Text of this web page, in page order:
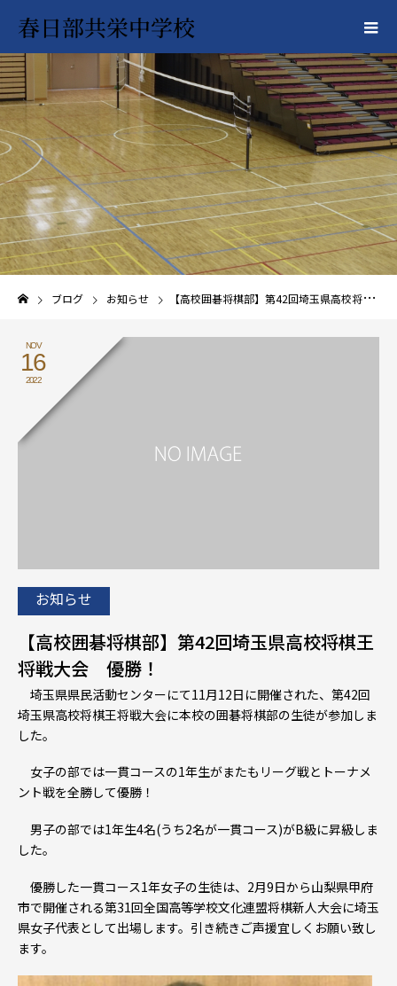
春日部共栄中学校
ブログ お知らせ 【高校囲碁将棋部】第42回埼玉県高校将棋王将戦大会 優勝！
NOV
16
2022
お知らせ
【高校囲碁将棋部】第42回埼玉県高校将棋王
将戦大会 優勝！
埼玉県県民活動センターにて11月12日に開催された、第42回
埼玉県高校将棋王将戦大会に本校の囲碁将棋部の生徒が参加しま
した。
女子の部では一貫コースの1年生がまたもリーグ戦とトーナメ
ント戦を全勝して優勝！
男子の部では1年生4名(うち2名が一貫コース)がB級に昇級しま
した。
優勝した一貫コース1年女子の生徒は、2月9日から山梨県甲府
市で開催される第31回全国高等学校文化連盟将棋新人大会に埼玉
県女子代表として出場します。 引き続きご声援宜しくお願い致し
ます。